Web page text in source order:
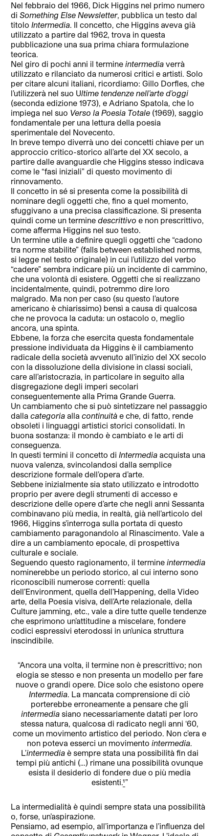
Nel febbraio del 1966, Dick Higgins nel primo numero
diSomething Else Newsletter, pubblica un testo dal
titoloIntermedia. Il concetto, che Higgins aveva già
utilizzato a partire dal 1962, trova in questa
pubblicazione una sua prima chiara formulazione
teorica.
Nel giro di pochi anni il termineintermedia verrà
utilizzato e rilanciato da numerosi critici e artisti. Solo
per citare alcuni italiani, ricordiamo: Gillo Dorfles, che
l’utilizzerà nel suo Ultime tendenze nell’arte d’oggi
(seconda edizione 1973), e Adriano Spatola, che lo
impiega nel suo Verso la Poesia Totale (1969), saggio
fondamentale per una lettura della poesia
sperimentale del Novecento.
In breve tempo diverrà uno dei concetti chiave per un
approccio critico-storico all’arte del XX secolo, a
partire dalle avanguardie che Higgins stesso indicava
come le “fasi iniziali” di questo movimento di
rinnovamento.
Il concetto in sé si presenta come la possibilità di
nominare degli oggetti che, fino a quel momento,
sfuggivano a una precisa classificazione. Si presenta
quindi come un terminedescrittivo e non prescrittivo,
come afferma Higgins nel suo testo.
Un termine utile a definire quegli oggetti che “cadono
tra norme stabilite” (falls between established norms,
si legge nel testo originale) in cui l’utilizzo del verbo
“cadere” sembra indicare più un incidente di cammino,
che una volontà di esistere. Oggetti che si realizzano
incidentalmente, quindi, potremmo dire loro
malgrado. Ma non per caso (su questo l’autore
americano è chiarissimo) bensì a causa di qualcosa
che ne provoca la caduta: un ostacolo o, meglio
ancora, una spinta.
Ebbene, la forza che esercita questa fondamentale
pressione individuata da Higgins è il cambiamento
radicale della società avvenuto all’inizio del XX secolo
con la dissoluzione della divisione in classi sociali,
care all’aristocrazia, in particolare in seguito alla
disgregazione degli imperi secolari
conseguentemente alla Prima Grande Guerra.
Un cambiamento che si può sintetizzare nel passaggio
dallacategoria allacontinuità e che, di fatto, rende
obsoleti i linguaggi artistici storici consolidati. In
buona sostanza: il mondo è cambiato e le arti di
conseguenza.
In questi termini il concetto diIntermedia acquista una
nuova valenza, svincolandosi dalla semplice
descrizione formale dell’opera d’arte.
Sebbene inizialmente sia stato utilizzato e introdotto
proprio per avere degli strumenti di accesso e
descrizione delle opere d’arte che negli anni Sessanta
combinavano più media, in realtà, già nell’articolo del
1966, Higgins s’interroga sulla portata di questo
cambiamento paragonandolo al Rinascimento. Vale a
dire a un cambiamento epocale, di prospettiva
culturale e sociale.
Seguendo questo ragionamento, il termineintermedia
nominerebbe un periodo storico, al cui interno sono
riconoscibili numerose correnti: quella
dell’Environment, quella dell’Happening, della Video
arte, della Poesia visiva, dell’Arte relazionale, della
Culture jamming, etc., vale a dire tutte quelle tendenze
che esprimono un’attitudine a miscelare, fondere
codici espressivi eterodossi in un’unica struttura
inscindibile.
“Ancora una volta, il termine non è prescrittivo; non
elogia se stesso e non presenta un modello per fare
nuove o grandi opere. Dice solo che esistono opere
Intermedia. La mancata comprensione di ciò
porterebbe erroneamente a pensare che gli
intermedia siano necessariamente datati per loro
stessa natura, qualcosa di radicato negli anni ‘60,
come un movimento artistico del periodo. Non c’era e
non poteva esserci un movimento intermedia.
L’intermediaè sempre stata una possibilità fin dai
tempi più antichi (…) rimane una possibilità ovunque
esista il desiderio di fondere due o più media
esistenti.¹”
La intermedialità è quindi sempre stata una possibilità
o, forse, un’aspirazione.
Pensiamo, ad esempio, all’importanza e l’influenza del